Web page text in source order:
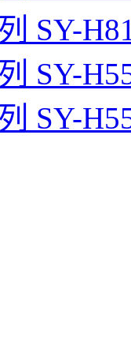
SY-
SY-
SY-